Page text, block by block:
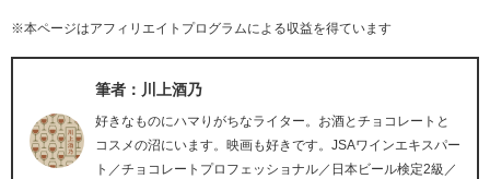
※本ページはアフィリエイトプログラムによる収益を得ています
筆者：川上酒乃
好きなものにハマりがちなライター。お酒とチョコレートと
コスメの沼にいます。映画も好きです。JSAワインエキスパー
ト／チョコレートプロフェッショナル／日本ビール検定2級／